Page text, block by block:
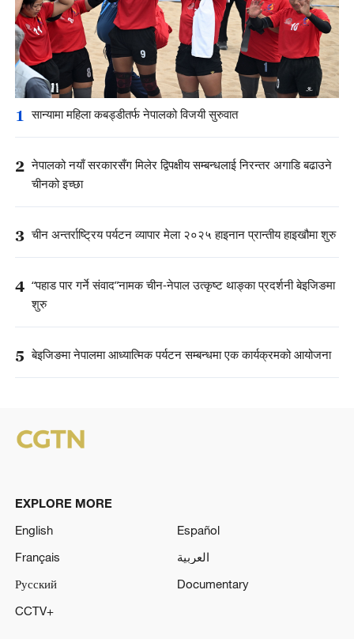
1 सान्यामा महिला कबड्डीतर्फ नेपालको विजयी सुरुवात
2 नेपालको नयाँ सरकारसँग मिलेर द्विपक्षीय सम्बन्धलाई निरन्तर अगाडि बढाउने
चीनको इच्छा
3 चीन अन्तर्राष्ट्रिय पर्यटन व्यापार मेला २०२५ हाइनान प्रान्तीय हाइखौमा शुरु
4 “पहाड पार गर्ने संवाद”नामक चीन-नेपाल उत्कृष्ट थाङ्का प्रदर्शनी बेइजिङमा
शुरु
5 बेइजिङमा नेपालमा आध्यात्मिक पर्यटन सम्बन्धमा एक कार्यक्रमको आयोजना
EXPLORE MORE
English
Español
Français
العربية
Русский
Documentary
CCTV+